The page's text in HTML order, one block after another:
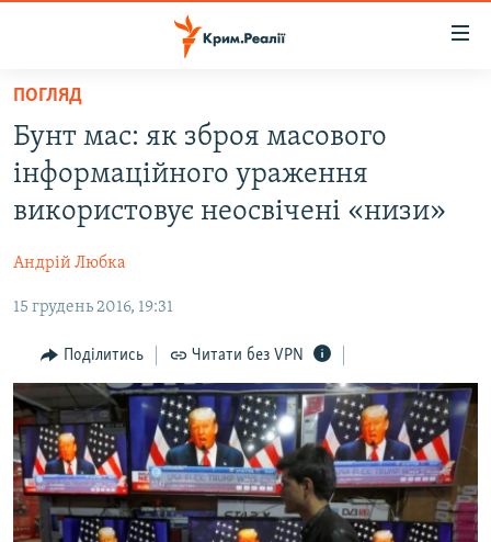
Перейти
основного
матеріалу
Перейти
до
основної
навігації
Перейти
пошуку
ВОДА.КРИМ
ВІДЕО ТА ФОТО
БЛОГИ
ПОГЛЯД
ІНТЕРВ'Ю
ВСЕ ЗА ДЕНЬ
СПЕЦПРОЕКТИ
ДЕПОРТАЦІЯ
ВІДЕОУРОКИ «ELIFBE»
ЯК ОБІЙТИ БЛОКУВАННЯ
Русский
ПОГЛЯД
Бунт мас: як зброя масового
інформаційного ураження
використовує неосвічені «низи»
Андрій Любка
15 грудень 2016, 19:31
Поділитись Читати без VPN